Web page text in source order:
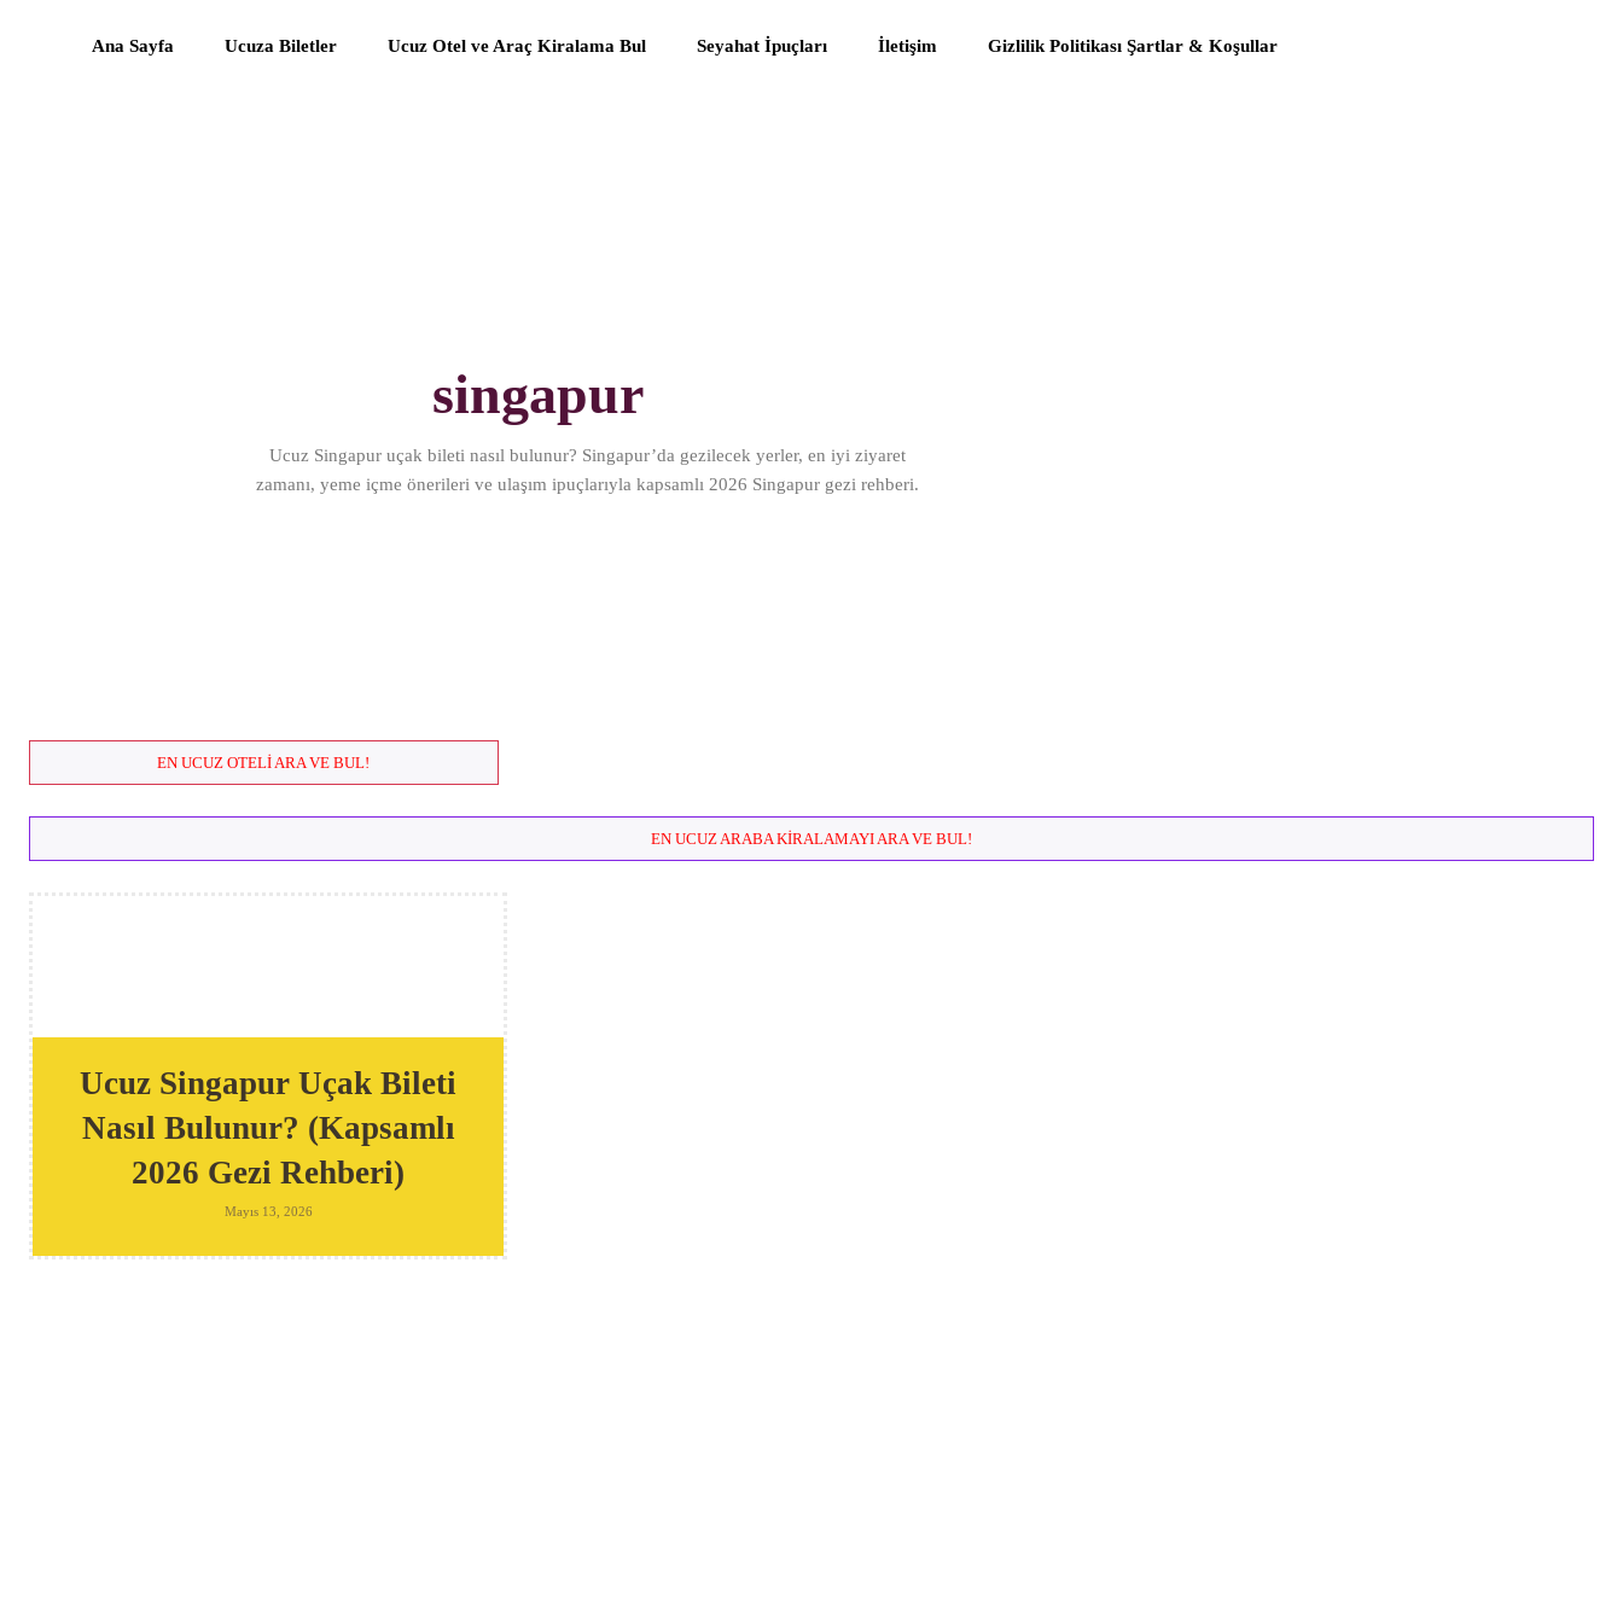
Ana Sayfa Ucuza Biletler Ucuz Otel ve Araç Kiralama Bul Seyahat İpuçları İletişim Gizlilik Politikası Şartlar & Koşullar
singapur
Ucuz Singapur uçak bileti nasıl bulunur? Singapur’da gezilecek yerler, en iyi ziyaret
zamanı, yeme içme önerileri ve ulaşım ipuçlarıyla kapsamlı 2026 Singapur gezi rehberi.
EN UCUZ OTELI ARA VE BUL!
EN UCUZ ARABA KIRALAMAYI ARA VE BUL!
Ucuz Singapur Uçak Bileti
Nasıl Bulunur? (Kapsamlı
2026 Gezi Rehberi)
Mayıs 13, 2026